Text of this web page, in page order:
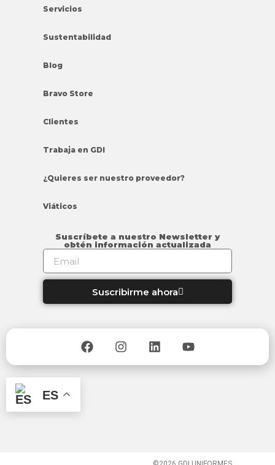
Servicios
Sustentabilidad
Blog
Bravo Store
Clientes
Trabaja en GDI
¿Quieres ser nuestro proveedor?
Viáticos
Suscríbete a nuestro Newsletter y
obtén información actualizada
Suscribirme ahora
ES